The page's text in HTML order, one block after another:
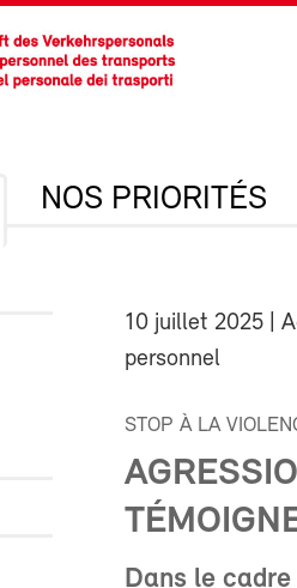
NOS PRIORITÉS
10 juillet 2025 |
personnel
STOP À LA
Dans le